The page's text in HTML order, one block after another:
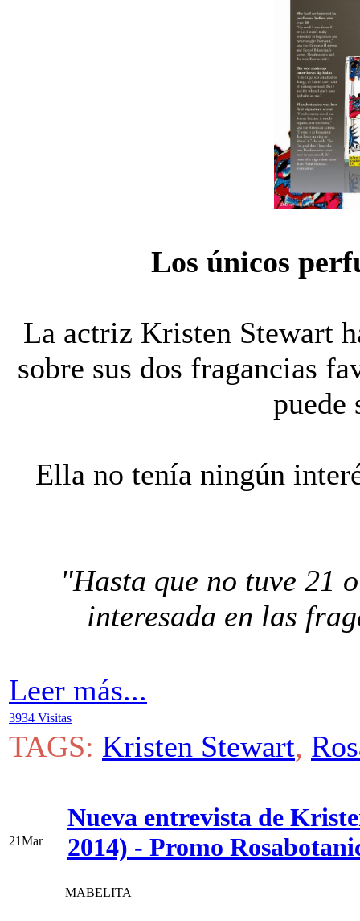
Los únicos
La actriz Kristen Stewart
sobre sus dos fragancias
puede
Ella no tenía ningún
"Hasta que no tuve 21
interesada en las
Leer más...
3934 Visitas
TAGS: Kristen Stewart,
21Mar
Nueva entrevista de
2014) - Promo
MABELITA